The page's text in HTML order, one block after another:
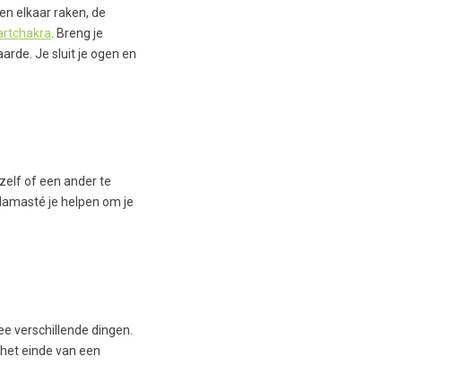
elkaar raken, de
. Breng je
Je sluit je ogen en
of een ander te
je helpen om je
verschillende dingen.
einde van een